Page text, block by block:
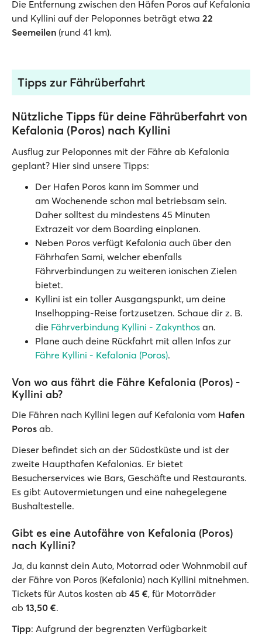
Die Entfernung zwischen den Häfen Poros auf Kefalonia
und Kyllini auf der Peloponnes beträgt etwa 22
Seemeilen (rund 41 km).
Tipps zur Fährüberfahrt
Nützliche Tipps für deine Fährüberfahrt von
Kefalonia (Poros) nach Kyllini
Ausflug zur Peloponnes mit der Fähre ab Kefalonia
geplant? Hier sind unsere Tipps:
Der Hafen Poros kann im Sommer und
am Wochenende schon mal betriebsam sein.
Daher solltest du mindestens 45 Minuten
Extrazeit vor dem Boarding einplanen.
Neben Poros verfügt Kefalonia auch über den
Fährhafen Sami, welcher ebenfalls
Fährverbindungen zu weiteren ionischen Zielen
bietet.
Kyllini ist ein toller Ausgangspunkt, um deine
Inselhopping-Reise fortzusetzen. Schaue dir z. B.
die Fährverbindung Kyllini - Zakynthos an.
Plane auch deine Rückfahrt mit allen Infos zur
Fähre Kyllini - Kefalonia (Poros).
Von wo aus fährt die Fähre Kefalonia (Poros) -
Kyllini ab?
Die Fähren nach Kyllini legen auf Kefalonia vom Hafen
Poros ab.
Dieser befindet sich an der Südostküste und ist der
zweite Haupthafen Kefalonias. Er bietet
Besucherservices wie Bars, Geschäfte und Restaurants.
Es gibt Autovermietungen und eine nahegelegene
Bushaltestelle.
Gibt es eine Autofähre von Kefalonia (Poros)
nach Kyllini?
Ja, du kannst dein Auto, Motorrad oder Wohnmobil auf
der Fähre von Poros (Kefalonia) nach Kyllini mitnehmen.
Tickets für Autos kosten ab 45 €, für Motorräder
ab 13,50 €.
Tipp: Aufgrund der begrenzten Verfügbarkeit